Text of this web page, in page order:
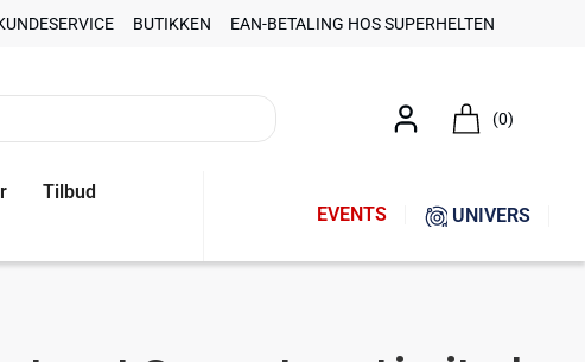
BUTIKKEN EAN-BETALING HOS SUPERHELTEN
(0)
Tilbud
EVENTS UNIVERS